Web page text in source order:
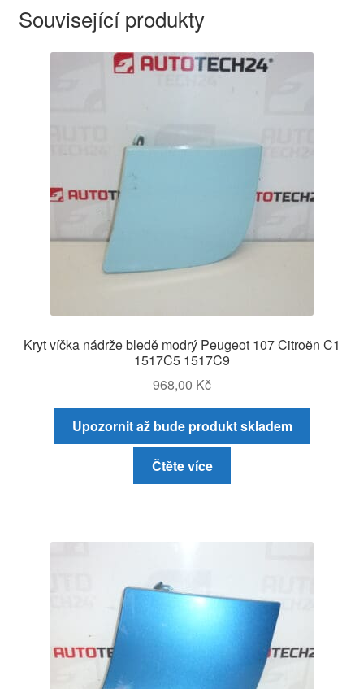
Související produkty
Kryt víčka nádrže bledě modrý Peugeot 107 Citroën C1
1517C5 1517C9
968,00 Kč
Upozornit až bude produkt skladem
Čtěte více